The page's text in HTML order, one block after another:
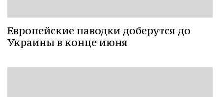
Европейские паводки доберутся до
Украины в конце июня